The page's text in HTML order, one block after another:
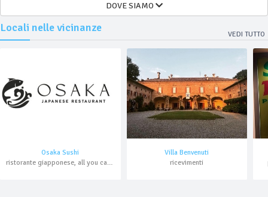
DOVE SIAMO
Locali nelle vicinanze
VEDI TUTTO
Osaka Sushi
ristorante giapponese, all you can eat, asporto, domicilio
Villa Benvenuti
ricevimenti